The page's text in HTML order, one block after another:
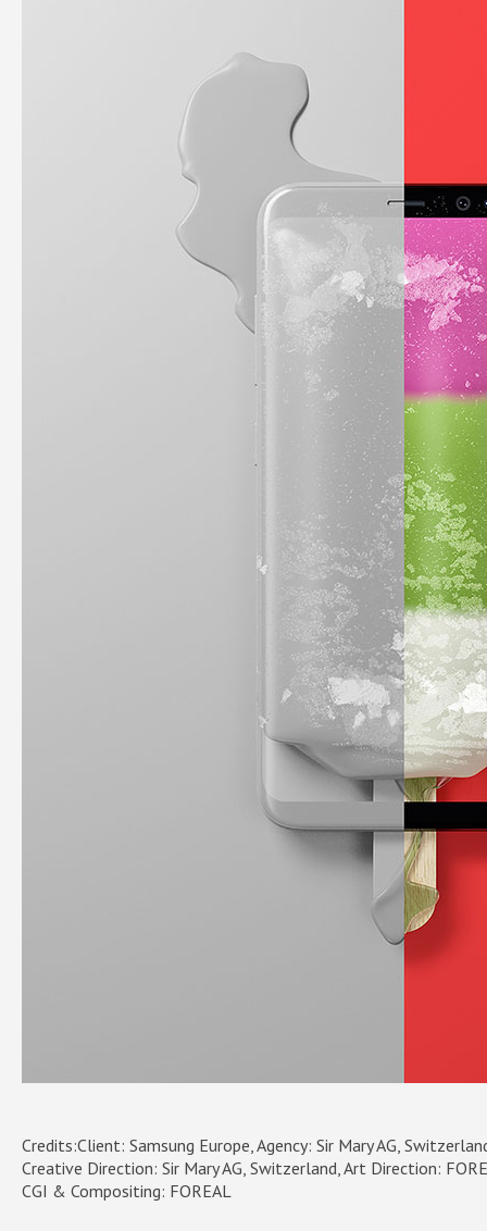
Credits:Client: Samsung Europe, Agency: Sir Mary AG,
Creative Direction: Sir Mary AG, Switzerland, Art Direction:
CGI & Compositing: FOREAL